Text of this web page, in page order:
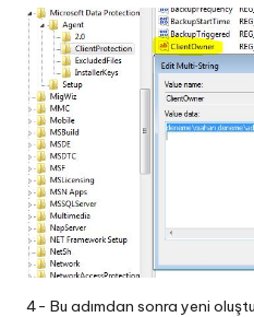
4- Bu adımdan sonra yeni